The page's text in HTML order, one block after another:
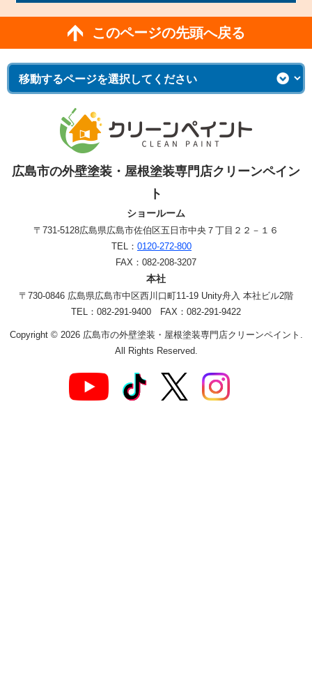
このページの先頭へ戻る
広島市の外壁塗装・屋根塗装専門店クリーンペイン
ト
ショールーム
〒731-5128広島県広島市佐伯区五日市中央７丁目２２－１６
TEL： 0120-272-800
FAX：082-208-3207
本社
〒730-0846 広島県広島市中区西川口町11-19 Unity舟入 本社ビル2階
TEL：082-291-9400 FAX：082-291-9422
Copyright © 2026 広島市の外壁塗装・屋根塗装専門店クリーンペイント.
All Rights Reserved.